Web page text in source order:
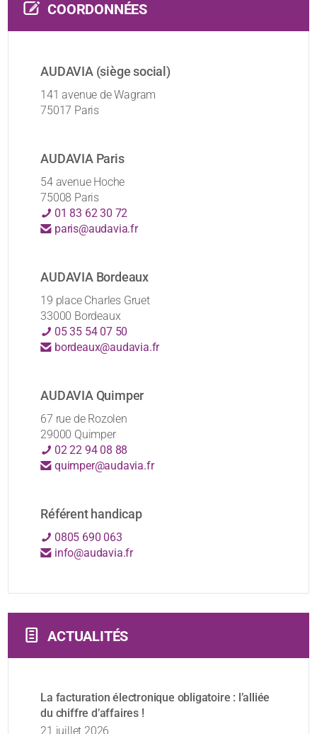
COORDONNÉES
AUDAVIA (siège social)
141 avenue de Wagram
75017 Paris
AUDAVIA Paris
54 avenue Hoche
75008 Paris
01 83 62 30 72
paris@audavia.fr
AUDAVIA Bordeaux
19 place Charles Gruet
33000 Bordeaux
05 35 54 07 50
bordeaux@audavia.fr
AUDAVIA Quimper
67 rue de Rozolen
29000 Quimper
02 22 94 08 88
quimper@audavia.fr
Référent handicap
0805 690 063
info@audavia.fr
ACTUALITÉS
La facturation électronique obligatoire : l’alliée
du chiffre d’affaires !
21 juillet 2026